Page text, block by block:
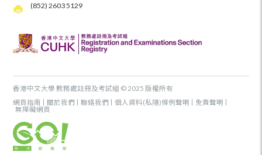
(852) 2603 5129
香港中文大學 教務處註冊及考試組 © 2025 版權所有
網頁指南
關於我們 聯絡我們 個人資料(私隱)條例聲明
免責聲明
無障礙網頁